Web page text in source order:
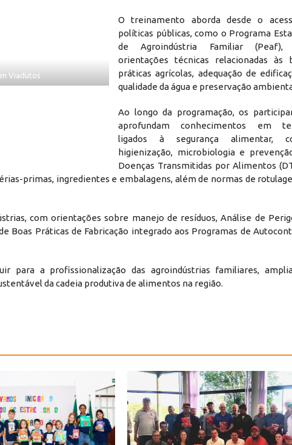
Viadutos
O treinamento aborda desde o
políticas públicas, como o Programa
de Agroindústria Familiar (Peaf),
orientações técnicas relacionadas às
práticas agrícolas, adequação de
qualidade da água e preservação
Ao longo da programação, os
aprofundam conhecimentos em
ligados à segurança alimentar,
higienização, microbiologia e
Doenças Transmitidas por Alimentos
primas, ingredientes e embalagens, além de normas de
com orientações sobre manejo de resíduos, Análise de
Boas Práticas de Fabricação integrado aos Programas de
para a profissionalização das agroindústrias familiares,
da cadeia produtiva de alimentos na região.